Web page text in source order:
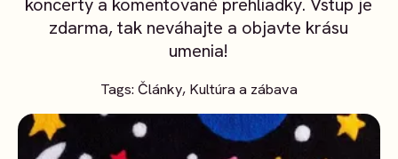
koncerty a komentované prehliadky. Vstup je
zdarma, tak neváhajte a objavte krásu
umenia!
Tags: Články, Kultúra a zábava